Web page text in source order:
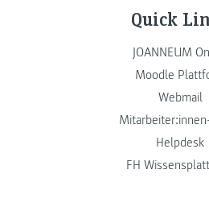
Quick
JOANNEUM
Moodle
Webmail
Helpdesk
FH